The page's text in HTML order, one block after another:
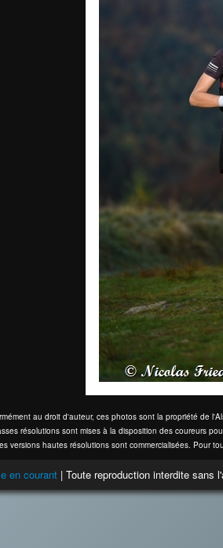
au droit d'auteur, ces photos sont la propriété de
résolutions sont mises à la disposition des coureurs
versions hautes résolutions sont commercialisées. Pour
en courant | Toute reproduction interdite sans